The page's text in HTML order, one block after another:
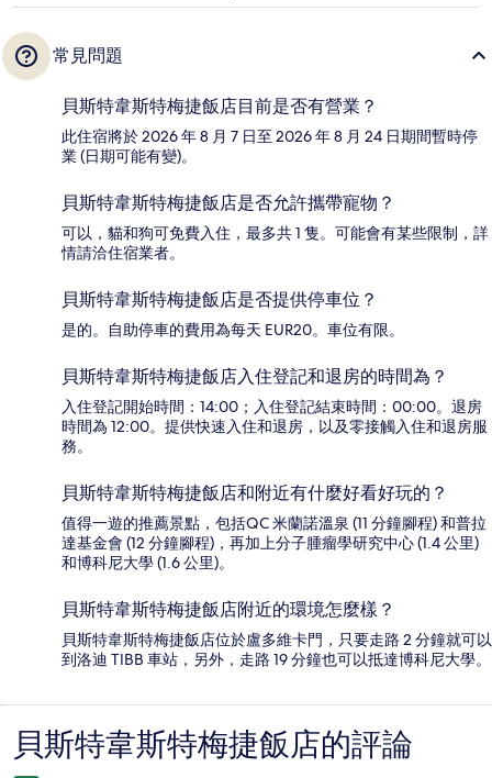
常見問題
貝斯特韋斯特梅捷飯店目前是否有營業？
此住宿將於 2026 年 8 月 7 日至 2026 年 8 月 24 日期間暫時停
業 (日期可能有變)。
貝斯特韋斯特梅捷飯店是否允許攜帶寵物？
可以，貓和狗可免費入住，最多共 1 隻。可能會有某些限制，詳
情請洽住宿業者。
貝斯特韋斯特梅捷飯店是否提供停車位？
是的。自助停車的費用為每天 EUR20。車位有限。
貝斯特韋斯特梅捷飯店入住登記和退房的時間為？
入住登記開始時間：14:00；入住登記結束時間：00:00。退房
時間為 12:00。提供快速入住和退房，以及零接觸入住和退房服
務。
貝斯特韋斯特梅捷飯店和附近有什麼好看好玩的？
值得一遊的推薦景點，包括QC 米蘭諾溫泉 (11 分鐘腳程) 和普拉
達基金會 (12 分鐘腳程)，再加上分子腫瘤學研究中心 (1.4 公里)
和博科尼大學 (1.6 公里)。
貝斯特韋斯特梅捷飯店附近的環境怎麼樣？
貝斯特韋斯特梅捷飯店位於盧多維卡門，只要走路 2 分鐘就可以
到洛迪 TIBB 車站，另外，走路 19 分鐘也可以抵達博科尼大學。
評
貝斯特韋斯特梅捷飯店的評論